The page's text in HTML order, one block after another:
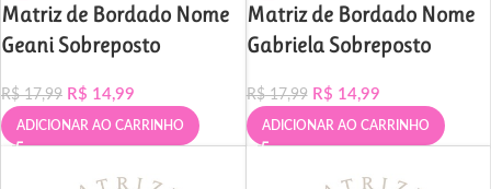
Matriz de Bordado Nome
Geani Sobreposto
R$17,99 R$ 14,99
ADICIONAR AO CARRINHO
Matriz de Bordado Nome
Gabriela Sobreposto
R$17,99 R$ 14,99
ADICIONAR AO CARRINHO